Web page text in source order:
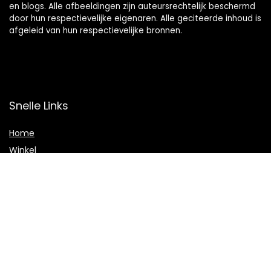
en blogs. Alle afbeeldingen zijn auteursrechtelijk beschermd
door hun respectievelijke eigenaren. Alle geciteerde inhoud is
afgeleid van hun respectievelijke bronnen.
Snelle Links
Home
Winkel